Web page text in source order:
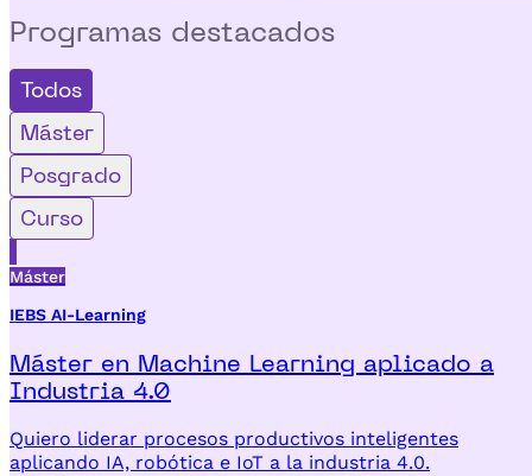
Programas destacados
Todos
Máster
Posgrado
Curso
Máster
IEBS AI-Learning
Máster en Machine Learning aplicado a
Industria 4.0
Quiero liderar procesos productivos inteligentes
aplicando IA, robótica e IoT a la industria 4.0.